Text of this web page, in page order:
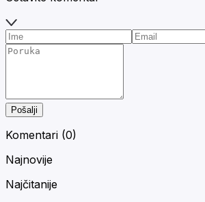
Pošalji
Komentari (0)
Najnovije
Najčitanije